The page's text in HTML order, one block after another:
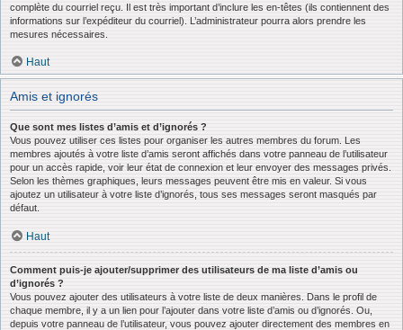
complète du courriel reçu. Il est très important d’inclure les en-têtes (ils contiennent des
informations sur l’expéditeur du courriel). L’administrateur pourra alors prendre les
mesures nécessaires.
Haut
Amis et ignorés
Que sont mes listes d’amis et d’ignorés ?
Vous pouvez utiliser ces listes pour organiser les autres membres du forum. Les
membres ajoutés à votre liste d’amis seront affichés dans votre panneau de l’utilisateur
pour un accès rapide, voir leur état de connexion et leur envoyer des messages privés.
Selon les thèmes graphiques, leurs messages peuvent être mis en valeur. Si vous
ajoutez un utilisateur à votre liste d’ignorés, tous ses messages seront masqués par
défaut.
Haut
Comment puis-je ajouter/supprimer des utilisateurs de ma liste d’amis ou
d’ignorés ?
Vous pouvez ajouter des utilisateurs à votre liste de deux manières. Dans le profil de
chaque membre, il y a un lien pour l’ajouter dans votre liste d’amis ou d’ignorés. Ou,
depuis votre panneau de l’utilisateur, vous pouvez ajouter directement des membres en